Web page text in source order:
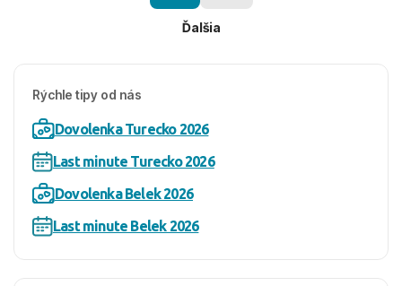
Ďalšia
Rýchle tipy od nás
Dovolenka Turecko 2026
Last minute Turecko 2026
Dovolenka Belek 2026
Last minute Belek 2026